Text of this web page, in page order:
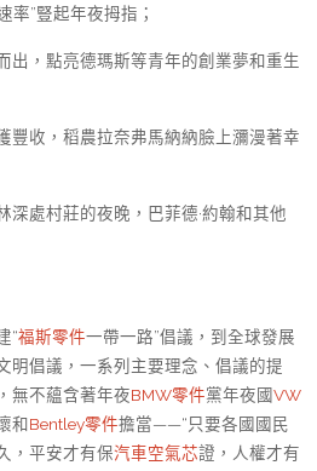
率”豎起年夜拇指；
出，點亮德瑪斯等青年的創業夢和重生
豐收，稻農拉奈弗馬納納臉上瀰漫著幸
深處村莊的夜晚，巴菲德·約翰和其他
“福斯零件一帶一路”倡議，到全球發展
明倡議，一系列主要理念、倡議的提
無不蘊含著年夜BMW零件黨年夜國VW
和Bentley零件擔當——“只要各國國民
，平安才有保汽車空氣芯證，人權才有